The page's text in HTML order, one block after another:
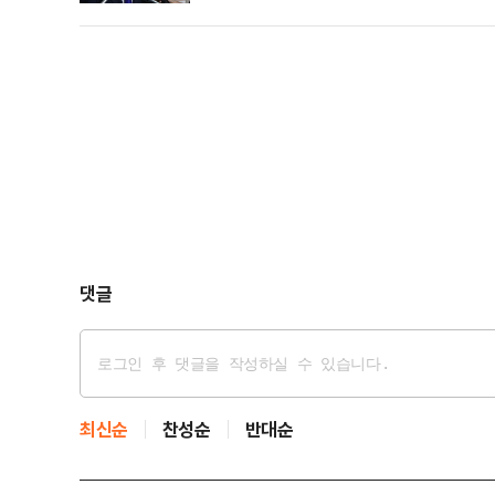
명 후보는 48.51%(1190만6560표)를 얻어 1위를
댓글
최신순 찬성순 반대순